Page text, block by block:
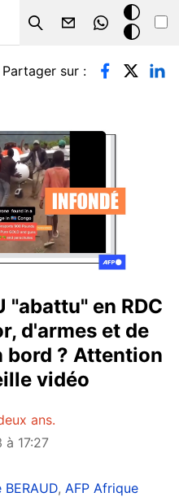
Search
Mode
sombre
Partager sur :
"abattu" en RDC
d'armes et de
bord ? Attention
vidéo
ans.
17:27
BERAUD, AFP Afrique